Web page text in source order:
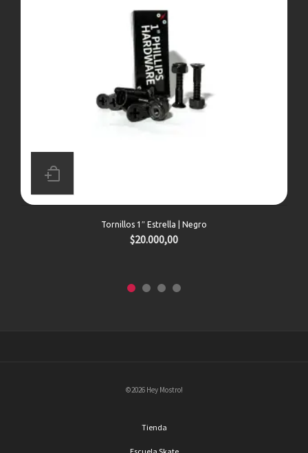
Tornillos 1″ Estrella | Negro
$20.000,00
©2026 Hey Mostro!
Tienda